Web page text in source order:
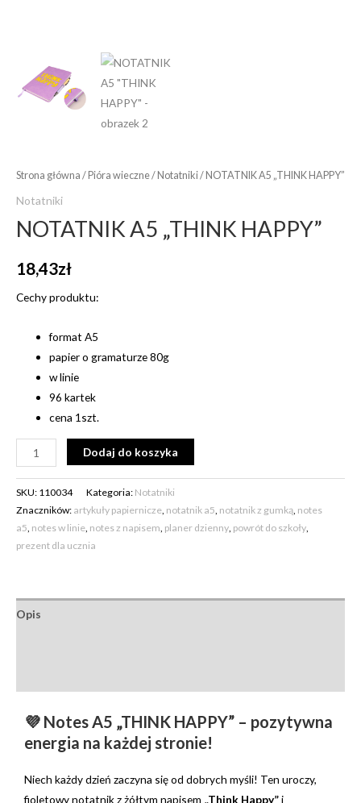
Strona główna / Pióra wieczne/ Notatniki/ NOTATNIK A5 „THINK HAPPY”
Notatniki
NOTATNIK A5 „THINK HAPPY”
18,43zł
Cechy produktu:
format A5
papier o gramaturze 80g
w linie
96 kartek
cena 1szt.
Dodaj do koszyka
SKU: 110034 Kategoria: Notatniki
Znaczników: artykuły papiernicze notatnik a5 notatnik z gumką notes
a5 notes w linie notes z napisem planer dzienny powrót do szkoły
prezent dla ucznia
Opis
💜 Notes A5 „THINK HAPPY” – pozytywna
energia na każdej stronie!
Niech każdy dzień zaczyna się od dobrych myśli! Ten uroczy,
fioletowy notatnik z żółtym napisem „Think Happy”i